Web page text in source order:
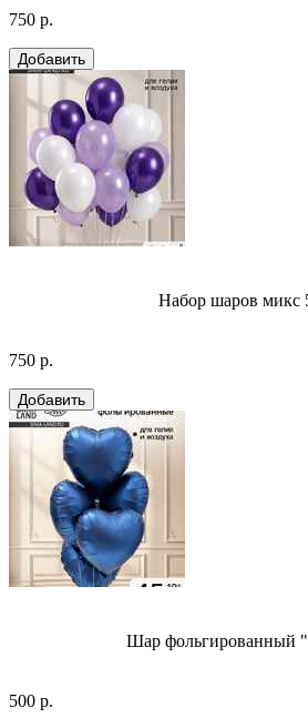
750 р.
Набор шаров микс
750 р.
Шар фольгированный
500 р.